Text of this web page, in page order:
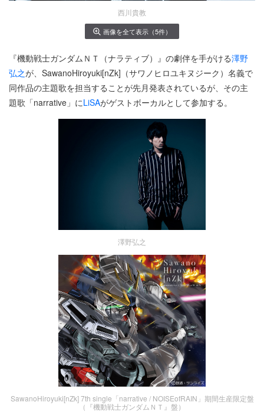
西川貴教
画像を全て表示（5件）
『機動戦士ガンダムＮＴ（ナラティブ）』の劇伴を手がける澤野
弘之が、SawanoHiroyuki[nZk]（サワノヒロユキヌジーク）名義で
同作品の主題歌を担当することが先月発表されているが、その主
題歌「narrative」にLiSAがゲストボーカルとして参加する。
澤野弘之
SawanoHiroyuki[nZk] 7th single「narrative / NOISEofRAIN」期間生産限定盤
（『機動戦士ガンダムＮＴ』盤）